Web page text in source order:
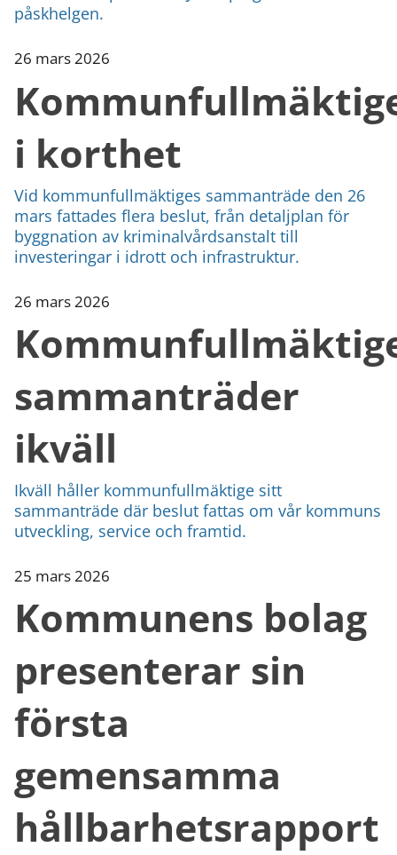
påskhelgen.
26 mars 2026
i korthet
Vid kommunfullmäktiges sammanträde den 26
mars fattades flera beslut, från detaljplan för
byggnation av kriminalvårdsanstalt till
investeringar i idrott och infrastruktur.
26 mars 2026
sammanträder
ikväll
Ikväll håller kommunfullmäktige sitt
sammanträde där beslut fattas om vår kommuns
utveckling, service och framtid.
25 mars 2026
Kommunens bolag
presenterar sin
första
gemensamma
hållbarhetsrapport